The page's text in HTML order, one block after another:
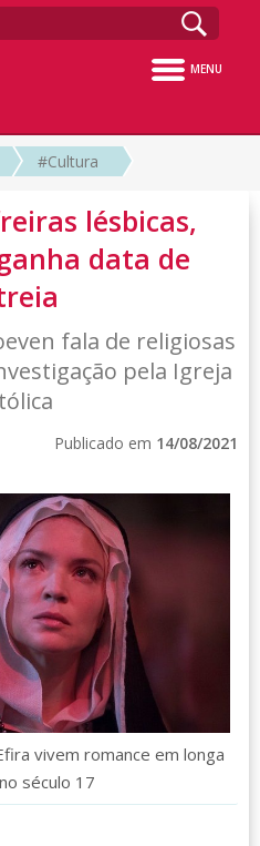
MENU
#Cultura
lésbicas,
data de
fala de religiosas
pela Igreja
Publicado em 14/08/2021
vivem romance em longa
século 17